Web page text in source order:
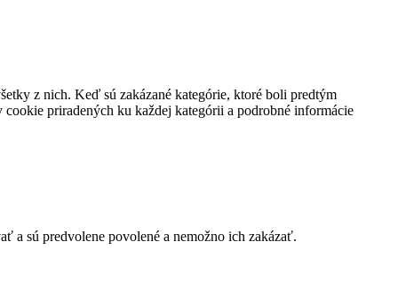
z nich. Keď sú zakázané kategórie, ktoré boli predtým
priradených ku každej kategórii a podrobné informácie
a sú predvolene povolené a nemožno ich zakázať.